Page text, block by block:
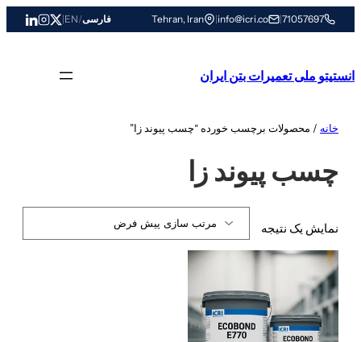
به
71057697
|
info@icri.co
|
Tehran, Iran فارسی/
EN
|
انستیتو ملی تعمیرات بتن ایران
خانه / محصولات برچسب خورده “چسب پیوند زا”
چسب پیوند زا
نمایش یک نتیجه